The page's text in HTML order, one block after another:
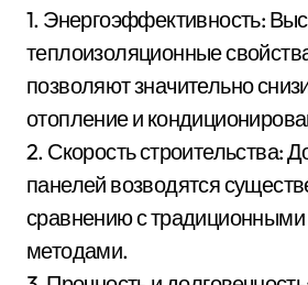
1. Энергоэффективность:
теплоизоляционные
позволяют значительно
отопление и
2. Скорость строительства:
панелей возводятся
сравнению с
методами.